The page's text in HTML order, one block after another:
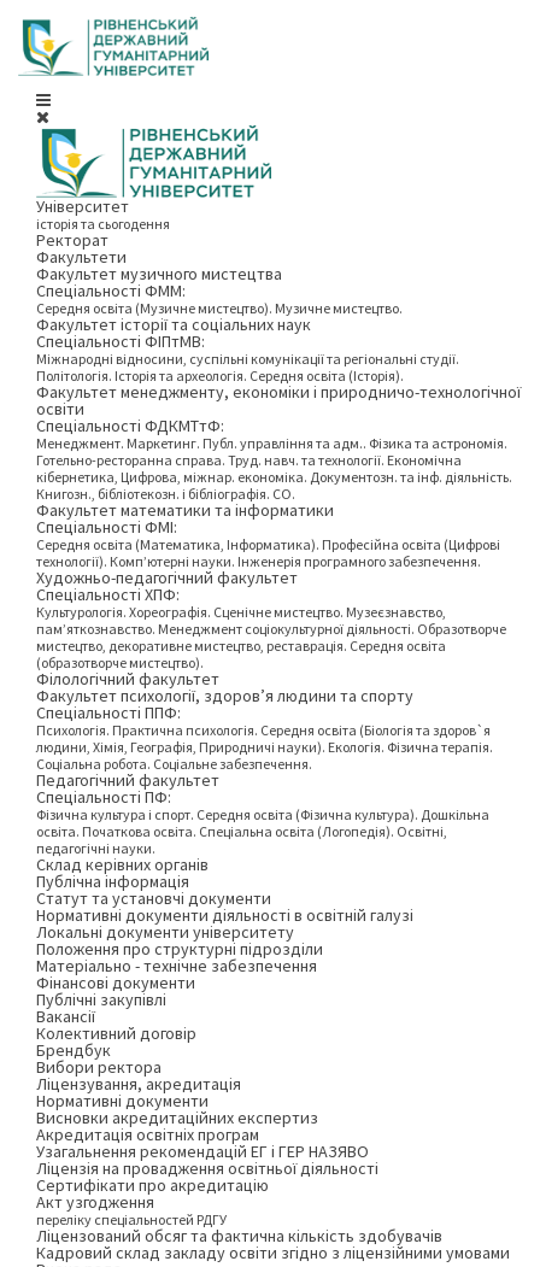
Університет
історія та сьогодення
Ректорат
Факультети
Факультет музичного мистецтва
Спеціальності ФММ:
Середня освіта (Музичне мистецтво). Музичне мистецтво.
Факультет історії та соціальних наук
Спеціальності ФІПтМВ:
Міжнародні відносини, суспільні комунікації та регіональні студії.
Політологія. Історія та археологія. Середня освіта (Історія).
Факультет менеджменту, економіки і природничо-технологічної
освіти
Спеціальності ФДКМТтФ:
Менеджмент. Маркетинг. Публ. управління та адм.. Фізика та астрономія.
Готельно-ресторанна справа. Труд. навч. та технології. Економічна
кібернетика, Цифрова, міжнар. економіка. Документозн. та інф. діяльність.
Книгозн., бібліотекозн. і бібліографія. СО.
Факультет математики та інформатики
Спеціальності ФМІ:
Середня освіта (Математика, Інформатика). Професійна освіта (Цифрові
технології). Комп’ютерні науки. Інженерія програмного забезпечення.
Художньо-педагогічний факультет
Спеціальності ХПФ:
Культурологія. Хореографія. Сценічне мистецтво. Музеєзнавство,
пам’яткознавство. Менеджмент соціокультурної діяльності. Образотворче
мистецтво, декоративне мистецтво, реставрація. Середня освіта
(образотворче мистецтво).
Філологічний факультет
Факультет психології, здоров’я людини та спорту
Спеціальності ППФ:
Психологія. Практична психологія. Середня освіта (Біологія та здоров`я
людини, Хімія, Географія, Природничі науки). Екологія. Фізична терапія.
Соціальна робота. Соціальне забезпечення.
Педагогічний факультет
Спеціальності ПФ:
Фізична культура і спорт. Середня освіта (Фізична культура). Дошкільна
освіта. Початкова освіта. Спеціальна освіта (Логопедія). Освітні,
педагогічні науки.
Склад керівних органів
Публічна інформація
Статут та установчі документи
Нормативні документи діяльності в освітній галузі
Локальні документи університету
Положення про структурні підрозділи
Матеріально - технічне забезпечення
Фінансові документи
Публічні закупівлі
Вакансії
Колективний договір
Брендбук
Вибори ректора
Ліцензування, акредитація
Нормативні документи
Висновки акредитаційних експертиз
Акредитація освітніх програм
Узагальнення рекомендацій ЕГ і ГЕР НАЗЯВО
Ліцензія на провадження освітньої діяльності
Сертифікати про акредитацію
Акт узгодження
переліку спеціальностей РДГУ
Ліцензований обсяг та фактична кількість здобувачів
Кадровий склад закладу освіти згідно з ліцензійними умовами